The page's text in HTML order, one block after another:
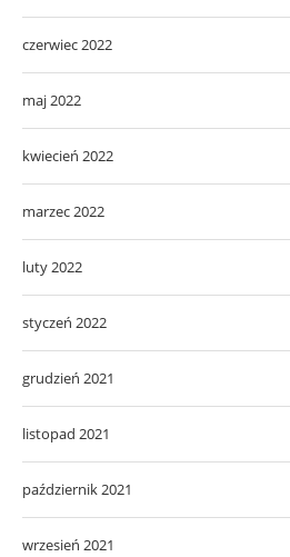
czerwiec 2022
maj 2022
kwiecień 2022
marzec 2022
luty 2022
styczeń 2022
grudzień 2021
listopad 2021
październik 2021
wrzesień 2021